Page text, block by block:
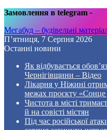
Замовлення в telegram -
Мегабуд – будівельні
П’ятниця, 7 Серпня 2026
Останні новини
Як відбувається
Чернігівщини – Відео
Лікарня у Ніжині
межах проєкту «Сонце
Чистота в місті
й на совісті містян
Під час російської